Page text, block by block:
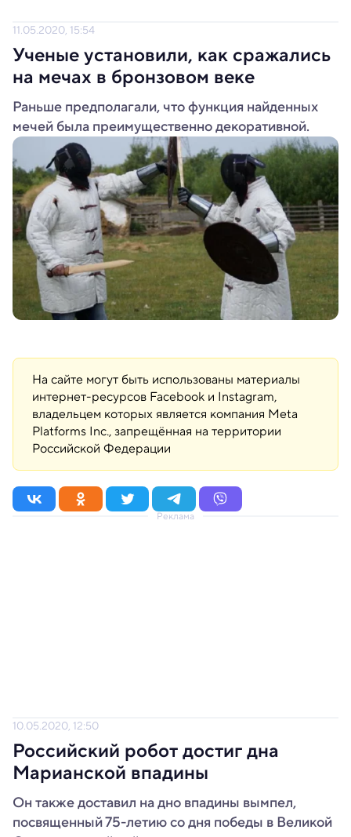
11.05.2020, 15:54
Ученые установили, как сражались
на мечах в бронзовом веке
Раньше предполагали, что функция найденных
мечей была преимущественно декоративной.
На сайте могут быть использованы материалы
интернет-ресурсов Facebook и Instagram,
владельцем которых является компания Meta
Platforms Inc., запрещённая на территории
Российской Федерации
Реклама
10.05.2020, 12:50
Российский робот достиг дна
Марианской впадины
Он также доставил на дно впадины вымпел,
посвященный 75-летию со дня победы в Великой